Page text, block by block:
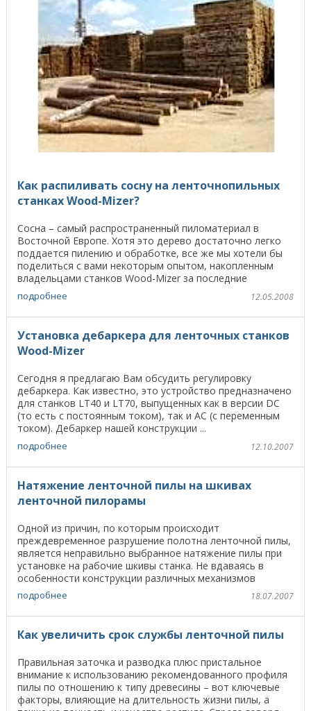
Как распиливать сосну на ленточнопильных
станках Wood-Mizer?
Сосна – самый распространенный пиломатериал в
Восточной Европе. Хотя это дерево достаточно легко
поддается пилению и обработке, все же мы хотели бы
поделиться с вами некоторым опытом, накопленным
владельцами станков Wood-Mizer за последние
двадцать ...
подробнее 12.05.2008
Установка дебаркера для ленточных станков
Wood-Mizer
Сегодня я предлагаю Вам обсудить регулировку
дебаркера. Как известно, это устройство предназначено
для станков LT40 и LT70, выпущенных как в версии DC
(то есть с постоянным током), так и AC (с переменным
током). Дебаркер нашей конструкции ...
подробнее 12.10.2007
Натяжение ленточной пилы на шкивах
ленточной пилорамы
Одной из причин, по которым происходит
преждевременное разрушение полотна ленточной пилы,
является неправильно выбранное натяжение пилы при
установке на рабочие шкивы станка. Не вдаваясь в
особенности конструкции различных механизмов
натяжения, ...
подробнее 18.07.2007
Как увеличить срок службы ленточной пилы
Правильная заточка и разводка плюс пристальное
внимание к использованию рекомендованного профиля
пилы по отношению к типу древесины – вот ключевые
факторы, влияющие на длительность жизни пилы, а